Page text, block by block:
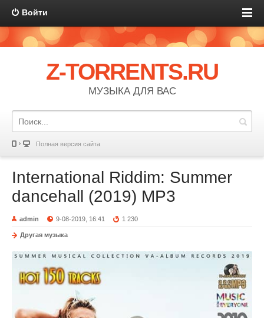
Войти
Z-TORRENTS.RU
МУЗЫКА ДЛЯ ВАС
Полная версия сайта
International Riddim: Summer
dancehall (2019) MP3
admin 9-08-2019, 16:41 1 230
Другая музыка